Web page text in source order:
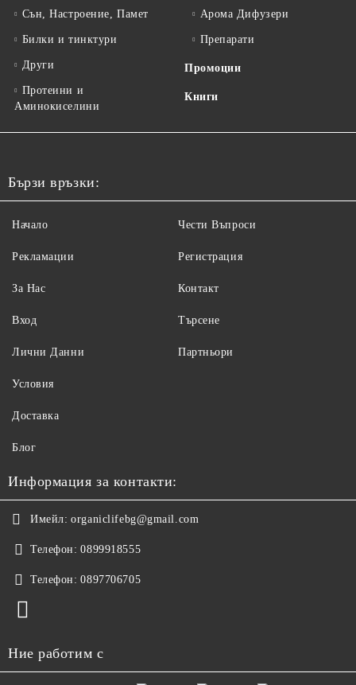
Сън, Настроение, Памет
Билки и тинктури
Други
Протеини и
Аминокиселини
Арома Дифузери
Препарати
Промоции
Книги
Бързи връзки:
Начало
Рекламации
За Нас
Вход
Чести Въпроси
Регистрация
Контакт
Търсене
Лични Данни
Условия
Доставка
Блог
Партньори
Информация за контакти:
Имейл: organiclifebg@gmail.com
Телефон: 0899918555
Телефон: 0897706705
Ние работим с